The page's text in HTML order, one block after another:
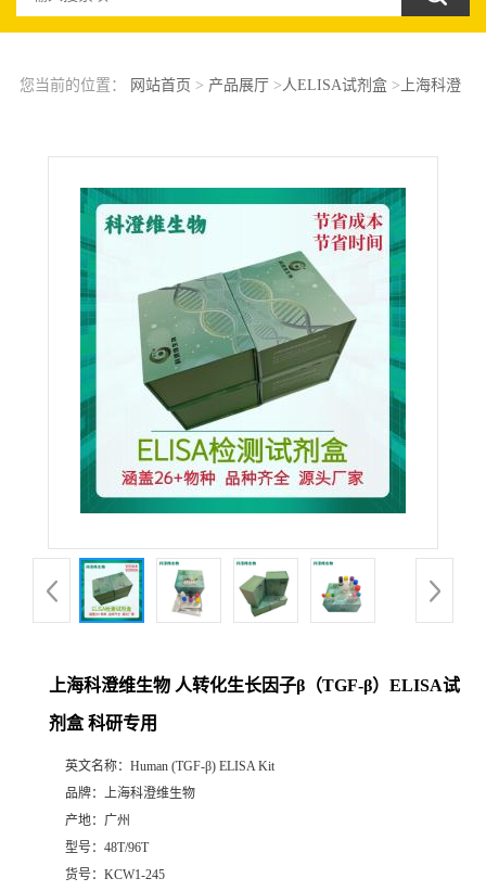
您当前的位置： 网站首页 > 产品展厅> 人ELISA试剂盒> 上海科澄
上海科澄维生物 人转化生长因子β（TGF-β）ELISA试
剂盒 科研专用
英文名称： Human (TGF-β) ELISA Kit
品牌：
上海科澄维生物
产地： 广州
型号： 48T/96T
货号： KCW1-245